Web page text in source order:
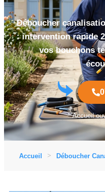
Déboucher
: intervention rapide
vos bouchons
Accueil
Accueil Déboucher